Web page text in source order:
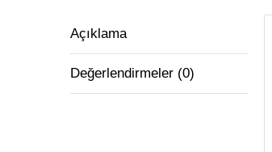
Açıklama
Değerlendirmeler (0)